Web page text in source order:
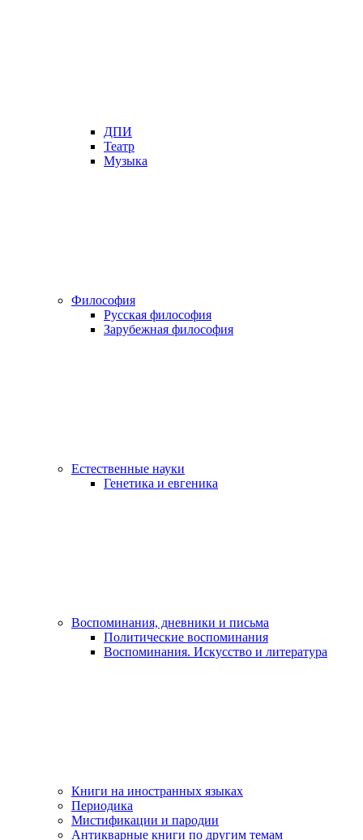
ДПИ
Театр
Музыка
Философия
Русская философия
Зарубежная философия
Естественные науки
Генетика и евгеника
Воспоминания, дневники и письма
Политические воспоминания
Воспоминания. Искусство и литература
Книги на иностранных языках
Периодика
Мистификации и пародии
Антикварные книги по другим темам